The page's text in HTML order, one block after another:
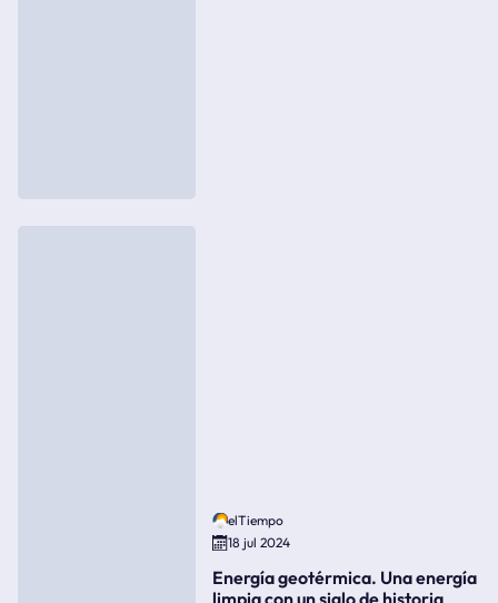
elTiempo
18 jul 2024
Energía geotérmica. Una energía
limpia con un siglo de historia